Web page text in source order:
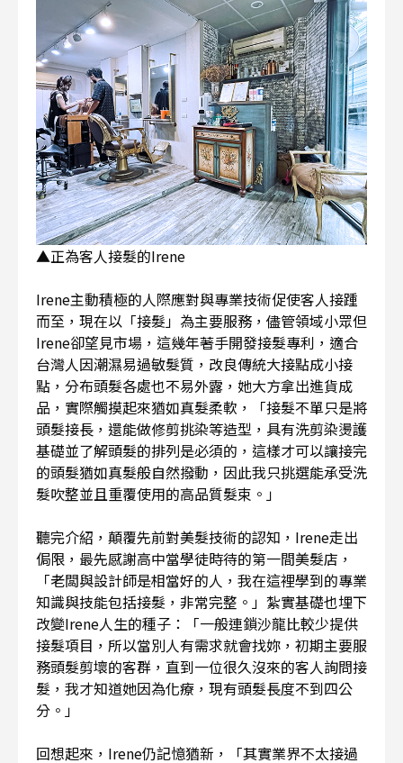
▲正為客人接髮的Irene
Irene主動積極的人際應對與專業技術促使客人接踵
而至，現在以「接髮」為主要服務，儘管領域小眾但
Irene卻望見市場，這幾年著手開發接髮專利，適合
台灣人因潮濕易過敏髮質，改良傳統大接點成小接
點，分布頭髮各處也不易外露，她大方拿出進貨成
品，實際觸摸起來猶如真髮柔軟，「接髮不單只是將
頭髮接長，還能做修剪挑染等造型，具有洗剪染燙護
基礎並了解頭髮的排列是必須的，這樣才可以讓接完
的頭髮猶如真髮般自然撥動，因此我只挑選能承受洗
髮吹整並且重覆使用的高品質髮束。」
聽完介紹，顛覆先前對美髮技術的認知，Irene走出
侷限，最先感謝高中當學徒時待的第一間美髮店，
「老闆與設計師是相當好的人，我在這裡學到的專業
知識與技能包括接髮，非常完整。」紮實基礎也埋下
改變Irene人生的種子：「一般連鎖沙龍比較少提供
接髮項目，所以當別人有需求就會找妳，初期主要服
務頭髮剪壞的客群，直到一位很久沒來的客人詢問接
髮，我才知道她因為化療，現有頭髮長度不到四公
分。」
回想起來，Irene仍記憶猶新，「其實業界不太接過